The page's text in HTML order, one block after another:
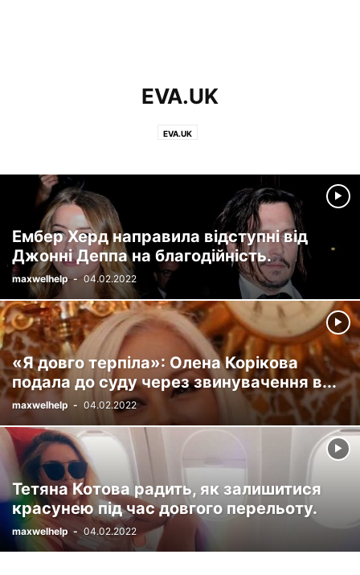
EVA.UK
EVA.UK
Ембер Херд направила відступні від
Джонні Деппа на благодійність.
maxwelhelp - 04.02.2022
«Я довго терпіла»: Олена Корікова
подала до суду через звинувачення в...
maxwelhelp - 04.02.2022
Тетяна Котова радить, як залишитися
красунею під час довгого перельоту.
maxwelhelp - 04.02.2022